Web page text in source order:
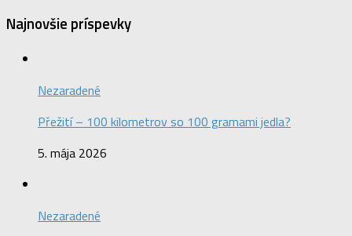
Najnovšie príspevky
Nezaradené
Přežití – 100 kilometrov so 100 gramami jedla?
5. mája 2026
Nezaradené